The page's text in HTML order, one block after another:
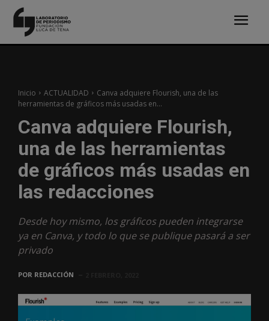
Inicio ACTUALIDAD
Canva adquiere Flourish, una de las
herramientas de gráficos más usadas en...
Canva adquiere Flourish,
una de las herramientas
de gráficos más usadas en
las redacciones
Desde hoy mismo, los gráficos pueden integrarse
ya en Canva, y todo lo que se publique pasará a ser
privado
POR REDACCIÓN